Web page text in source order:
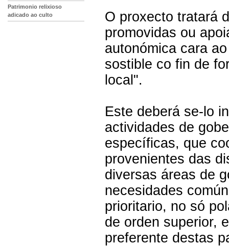
Patrimonio relixioso
adicado ao culto
O proxecto tratará
promovidas ou
autonómica cara
sostible co fin de
local".
Este deberá se-lo
actividades de
específicas, que
provenientes das
diversas áreas de
necesidades
prioritario, no só
de orden superior,
preferente destas